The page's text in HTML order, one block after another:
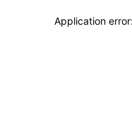
Application